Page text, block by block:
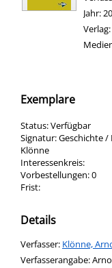
Jahr:
Verlag:
Exemplare
Status:Verfügbar
Signatur:Geschichte /
Klönne
Interessenkreis:
Vorbestellungen:0
Frist:
Details
Verfasser: Suche nach
Klönne,
Verfasserangabe: